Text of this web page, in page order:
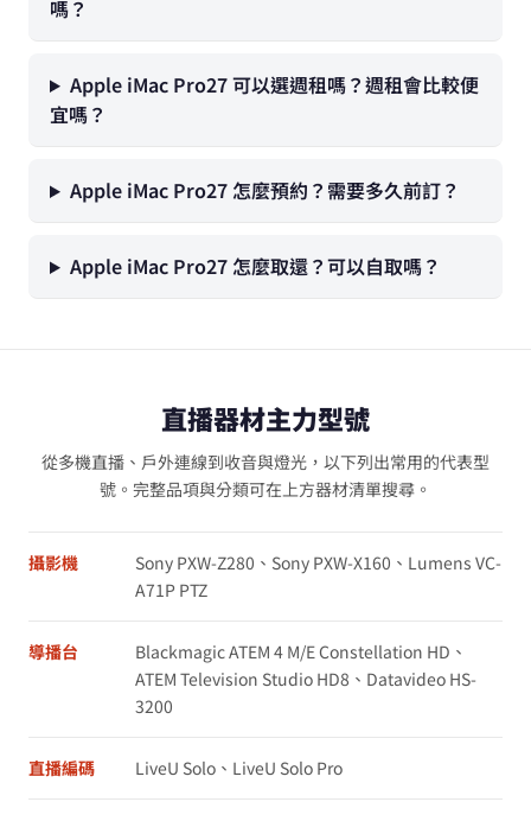
嗎？
Apple iMac Pro27 可以選週租嗎？週租會比較便
宜嗎？
Apple iMac Pro27 怎麼預約？需要多久前訂？
Apple iMac Pro27 怎麼取還？可以自取嗎？
直播器材主力型號
從多機直播、戶外連線到收音與燈光，以下列出常用的代表型
號。完整品項與分類可在上方器材清單搜尋。
攝影機
Sony PXW-Z280、Sony PXW-X160、Lumens VC-
A71P PTZ
導播台
Blackmagic ATEM 4 M/E Constellation HD、
ATEM Television Studio HD8、Datavideo HS-
3200
直播編碼 LiveU Solo、LiveU Solo Pro